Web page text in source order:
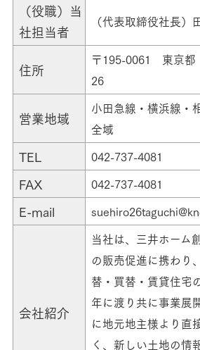
（役職）当
社担当者
（代表取締役社長
住所
〒195-0061 東京
26
営業地域
小田急線・横浜線・
全域
TEL 042-737-4081
FAX 042-737-4081
E-mail
会社紹介
当社は、三井ホー
の販売促進に携わり
替・買替・賃貸住宅
年に渡り共に事業展
に地元地主様より直
く、新しい土地の情